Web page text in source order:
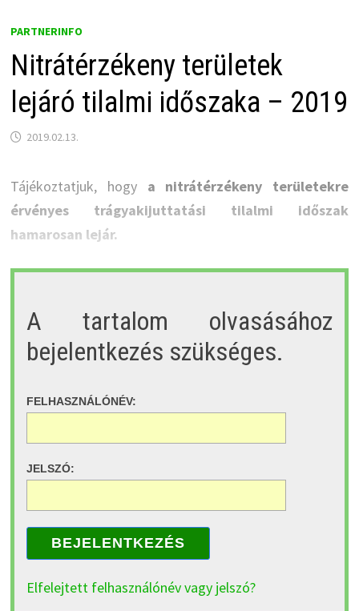
PARTNERINFO
Nitrátérzékeny területek
lejáró tilalmi időszaka – 2019
2019.02.13.
Tájékoztatjuk, hogy a nitrátérzékeny területekre
érvényes trágyakijuttatási tilalmi időszak
hamarosan lejár.
A tartalom olvasásához
bejelentkezés szükséges.
FELHASZNÁLÓNÉV:
JELSZÓ:
BEJELENTKEZÉS
Elfelejtett felhasználónév vagy jelszó?